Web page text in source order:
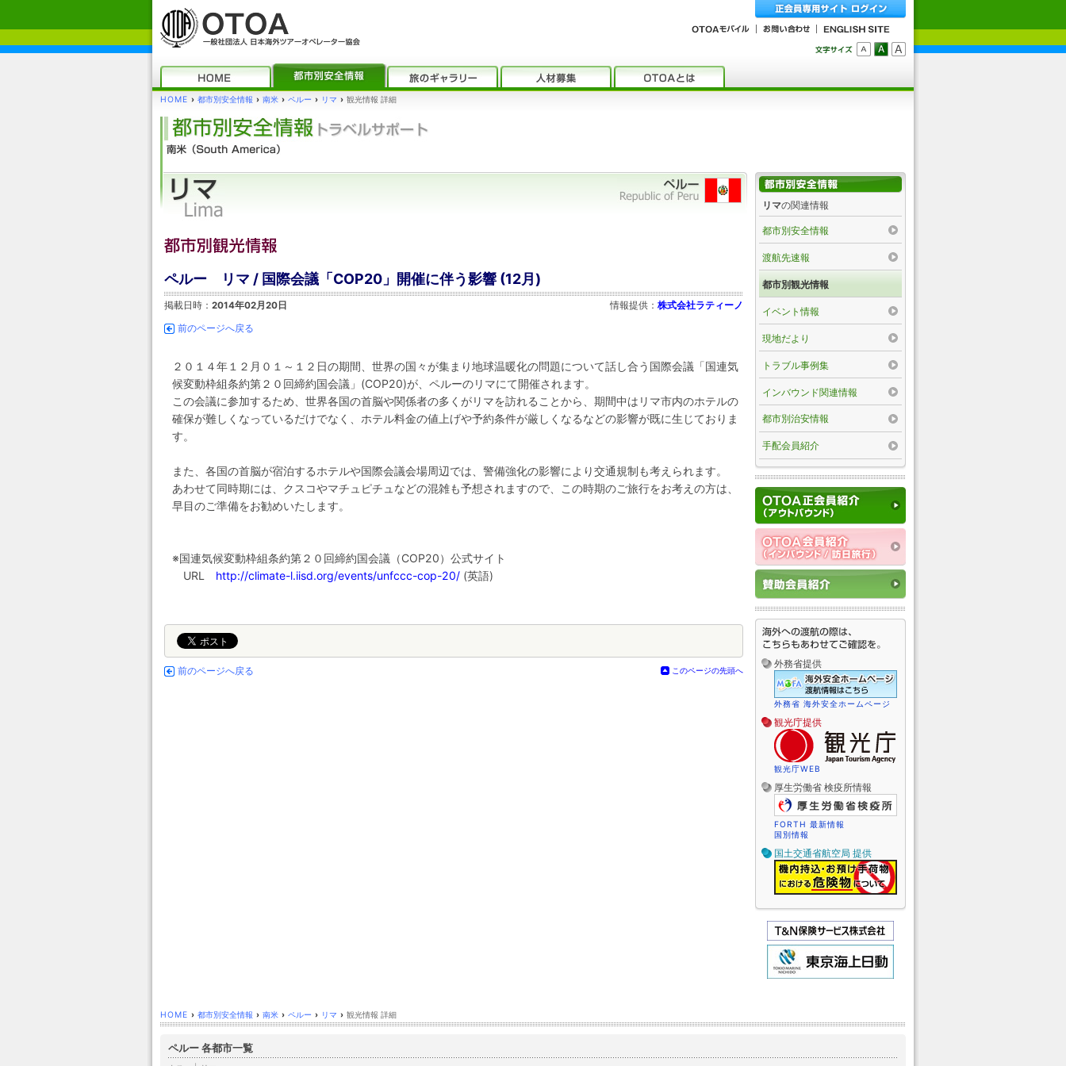
HOME › 都市別安全情報 › 南米 › ペルー › リマ › 観光情報 詳細
ペルー リマ / 国際会議「COP20」開催に伴う影響 (12月)
掲載日時： 2014年02月20日 情報提供： 株式会社ラティーノ
前のページへ戻る
２０１４年１２月０１～１２日の期間、世界の国々が集まり地球温暖化の問題について話し合う国際会議「国連気
候変動枠組条約第２０回締約国会議」(COP20)が、ペルーのリマにて開催されます。
この会議に参加するため、世界各国の首脳や関係者の多くがリマを訪れることから、期間中はリマ市内のホテルの
確保が難しくなっているだけでなく、ホテル料金の値上げや予約条件が厳しくなるなどの影響が既に生じておりま
す。
また、各国の首脳が宿泊するホテルや国際会議会場周辺では、警備強化の影響により交通規制も考えられます。
あわせて同時期には、クスコやマチュピチュなどの混雑も予想されますので、この時期のご旅行をお考えの方は、
早目のご準備をお勧めいたします。
※国連気候変動枠組条約第２０回締約国会議（COP20）公式サイト
URL http://climate-l.iisd.org/events/unfccc-cop-20/ (英語)
前のページへ戻る このページの先頭へ
リマの関連情報
都市別安全情報
渡航先速報
都市別観光情報
イベント情報
現地だより
トラブル事例集
インバウンド関連情報
都市別治安情報
手配会員紹介
外務省提供
外務省 海外安全ホームページ
観光庁提供
観光庁WEB
厚生労働省 検疫所情報
FORTH 最新情報
国別情報
国土交通省航空局 提供
HOME › 都市別安全情報 › 南米 › ペルー › リマ › 観光情報 詳細
ペルー 各都市一覧